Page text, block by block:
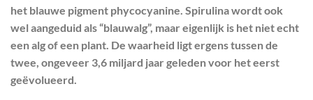
het blauwe pigment phycocyanine. Spirulina wordt ook
wel aangeduid als “blauwalg”, maar eigenlijk is het niet echt
een alg of een plant. De waarheid ligt ergens tussen de
twee, ongeveer 3,6 miljard jaar geleden voor het eerst
geëvolueerd.